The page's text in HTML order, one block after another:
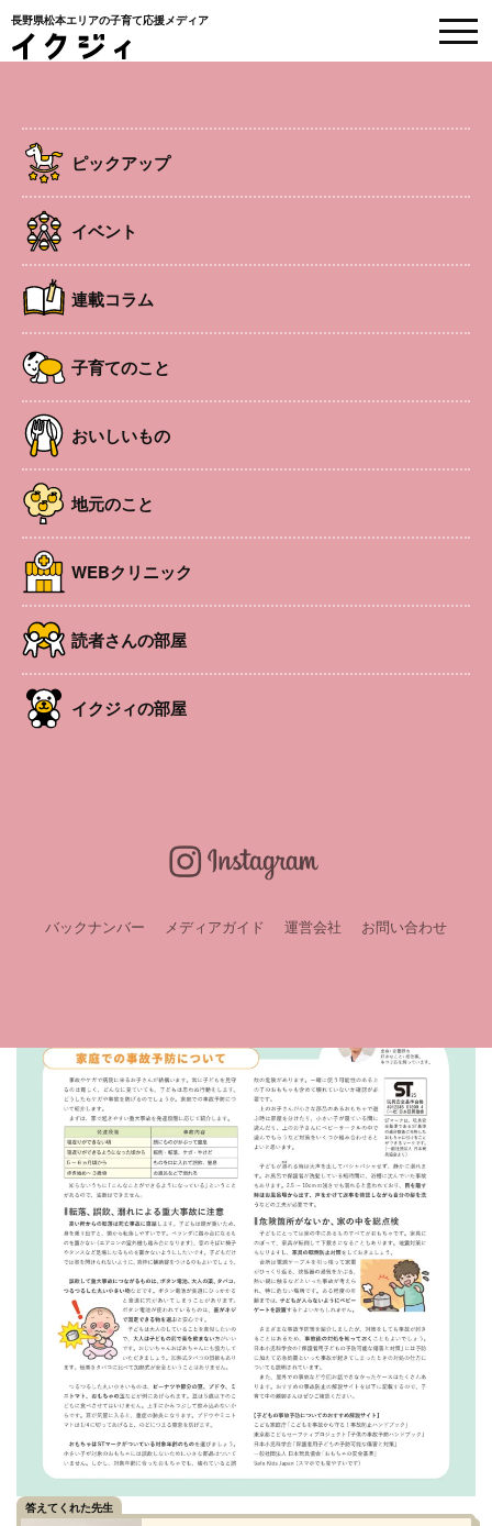
長野県松本エリアの子育て応援メディア
ピックアップ
イベント
連載コラム
子育てのこと
おいしいもの
地元のこと
WEBクリニック
読者さんの部屋
イクジィの部屋
バックナンバー メディアガイド 運営会社 お問い合わせ
小児科医と学ぶすこやか育児
HOME>
について
連載コラム
【小児科医と学ぶすこやか育児】
Part4.家庭での事故予防について
#子どもの怪我 #事故予防